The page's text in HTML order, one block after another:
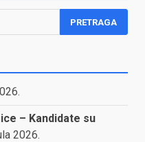
– Kandidate su
2026.